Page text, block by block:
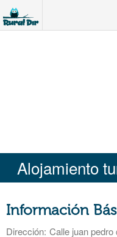
Alojamiento
Información
Dirección: Calle juan